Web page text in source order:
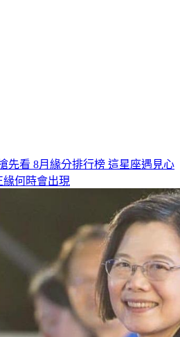
先看 8月緣分排行榜 這星座遇見心
何時會出現